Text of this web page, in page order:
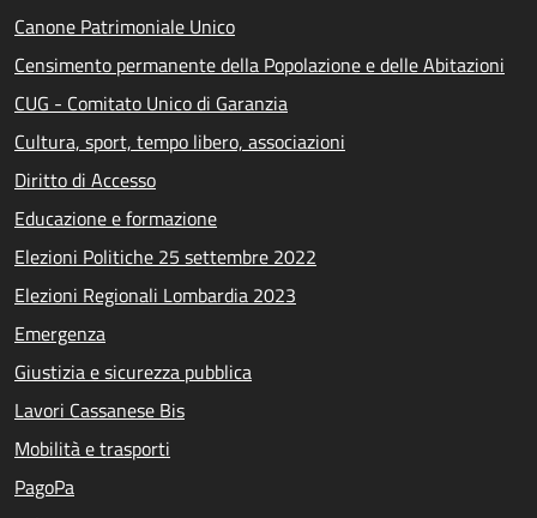
Canone Patrimoniale Unico
Censimento permanente della Popolazione e delle Abitazioni
CUG - Comitato Unico di Garanzia
Cultura, sport, tempo libero, associazioni
Diritto di Accesso
Educazione e formazione
Elezioni Politiche 25 settembre 2022
Elezioni Regionali Lombardia 2023
Emergenza
Giustizia e sicurezza pubblica
Lavori Cassanese Bis
Mobilità e trasporti
PagoPa